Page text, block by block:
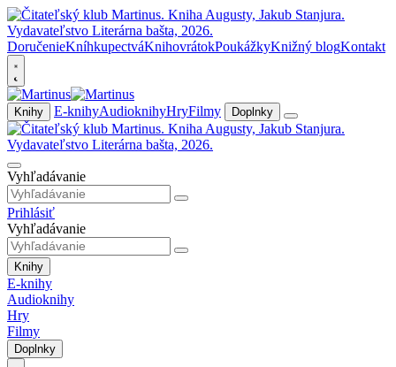
DoručenieKníhkupectváKnihovrátokPoukážkyKnižný blogKontakt
Knihy E-knihyAudioknihyHryFilmy Doplnky
Vyhľadávanie
Prihlásiť
Vyhľadávanie
Knihy
E-knihy
Audioknihy
Hry
Filmy
Doplnky